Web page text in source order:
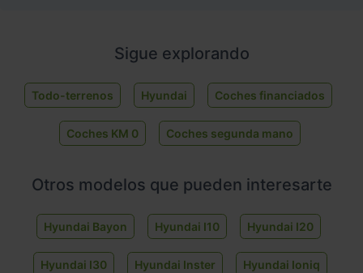
Sigue explorando
Todo-terrenos Hyundai Coches financiados
Coches KM 0 Coches segunda mano
Otros modelos que pueden interesarte
Hyundai Bayon Hyundai I10 Hyundai I20
Hyundai I30 Hyundai Inster Hyundai Ioniq